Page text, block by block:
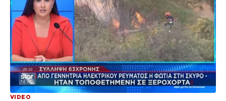
VIDEO